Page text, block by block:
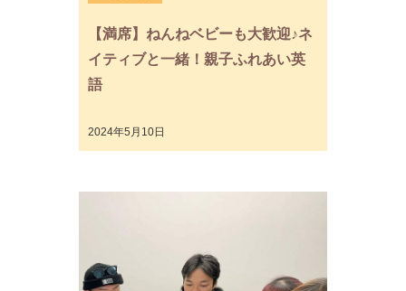
【満席】ねんねベビーも大歓迎♪ネ
イティブと一緒！親子ふれあい英
語
2024年5月10日